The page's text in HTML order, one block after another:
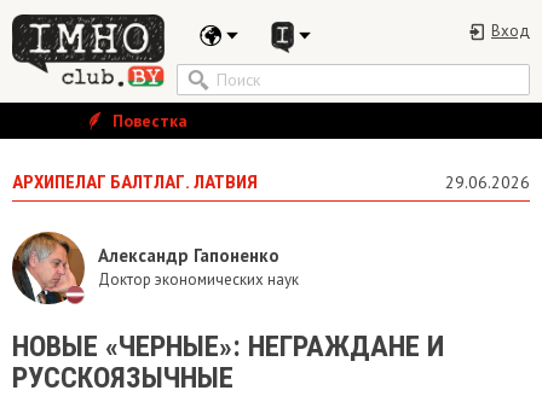
Вход
Повестка
АРХИПЕЛАГ БАЛТЛАГ. ЛАТВИЯ 29.06.2026
Александр Гапоненко
Доктор экономических наук
НОВЫЕ «ЧЕРНЫЕ»: НЕГРАЖДАНЕ И
РУССКОЯЗЫЧНЫЕ